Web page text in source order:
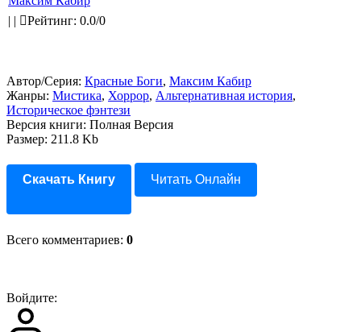
| | Рейтинг: 0.0/0
Автор/Серия: Красные Боги, Максим Кабир
Жанры: Мистика, Хоррор, Альтернативная история,
Историческое фэнтези
Версия книги: Полная Версия
Размер: 211.8 Kb
Скачать Книгу Читать Онлайн
Всего комментариев: 0
Войдите: